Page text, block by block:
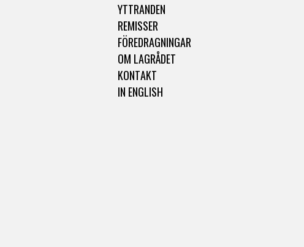
YTTRANDEN
REMISSER
FÖREDRAGNINGAR
OM LAGRÅDET
KONTAKT
IN ENGLISH